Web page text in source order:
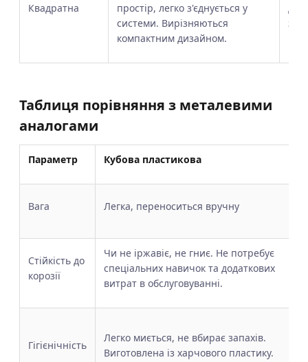
Квадратна
простір, легко з'єднується у
системи. Вирізняються
компактним дизайном.
Таблиця порівняння з металевими
аналогами
Параметр Кубова пластикова
Вага Легка, переноситься вручну
Стійкість до
корозії
Чи не іржавіє, не гниє. Не потребує
спеціальних навичок та додаткових
витрат в обслуговуванні.
Гігієнічність
Легко миється, не вбирає запахів.
Виготовлена із харчового пластику.